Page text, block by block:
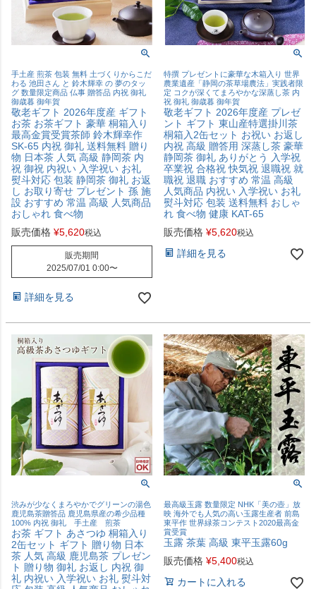
手土産 煎茶 包装 無料 土づくりからこだ
わる 池田さん と 鈴木輝幸 の 夢のタッ
グ 数量限定商品 仏事 贈答品 内祝 御礼
御歳暮 御年賀
敬老ギフト 2026年度産 ギフト
お茶 お茶ギフト 豪華 桐箱入り
最高金賞受賞茶師 鈴木輝幸作
SK-65 内祝 御礼 送料無料 贈り
物 日本茶 人気 高級 静岡茶 内
祝 御祝 内祝い 入学祝い お礼
熨斗対応 包装 静岡茶 御礼 お返
し お取り寄せ プレゼント 孫 施
設 おすすめ 常温 高級 人気商品
おしゃれ 食べ物
販売価格 ¥5,620税込
販売期間
2025/07/01 0:00〜
詳細を見る
特撰 プレゼントに豪華な木箱入り 世界
農業遺産「静岡の茶草場農法」実践者限
定 コクが深くてまろやかな深蒸し茶 内
祝 御礼 御歳暮 御年賀
敬老ギフト 2026年度産 プレゼ
ント ギフト 東山産特選掛川茶
桐箱入2缶セット お祝い お返し
内祝 高級 贈答用 深蒸し茶 豪華
静岡茶 御礼 ありがとう 入学祝
卒業祝 合格祝 快気祝 退職祝 就
職祝 退職 おすすめ 常温 高級
人気商品 内祝い 入学祝い お礼
熨斗対応 包装 送料無料 おしゃ
れ 食べ物 健康 KAT-65
販売価格 ¥5,620税込
詳細を見る
渋みが少なくまろやかでグリーンの湯色
鹿児島茶贈答品 鹿児島県産の希少品種
100% 内祝 御礼 手土産 煎茶
お茶 ギフト あさつゆ 桐箱入り
2缶セット ギフト 贈り物 日本
茶 人気 高級 鹿児島茶 プレゼン
ト 贈り物 御礼 お返し 内祝 御
礼 内祝い 入学祝い お礼 熨斗対
最高級玉露 数量限定 NHK「美の壺」放
映 海外でも人気の高い玉露生産者 前島
東平作 世界緑茶コンテスト2020最高金
賞受賞
玉露 茶葉 高級 東平玉露60g
販売価格 ¥5,400税込
カートに入れる